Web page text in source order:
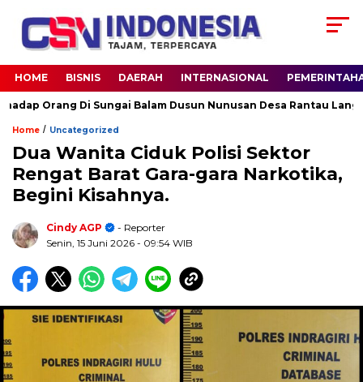
HOME BISNIS DAERAH INTERNASIONAL
Di Sungai Balam Dusun Nunusan Desa Rantau Langsat
Home / Uncategorized
Dua Wanita Ciduk Polisi Sektor
Rengat Barat Gara-gara Narkotika,
Begini Kisahnya.
Cindy AGP
- Reporter
Senin, 15 Juni 2026 - 09:54 WIB